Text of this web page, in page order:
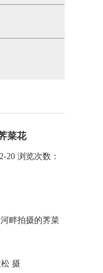
菜花
20 浏览次数：
畔拍摄的荠菜
摄